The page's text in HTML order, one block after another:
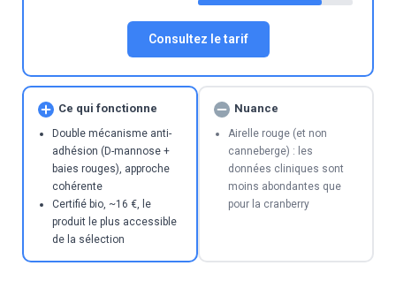
Consultez le tarif
Ce qui fonctionne
Double mécanisme anti-
adhésion (D-mannose +
baies rouges), approche
cohérente
Certifié bio, ~16 €, le
produit le plus accessible
de la sélection
Nuance
Airelle rouge (et non
canneberge) : les
données cliniques sont
moins abondantes que
pour la cranberry